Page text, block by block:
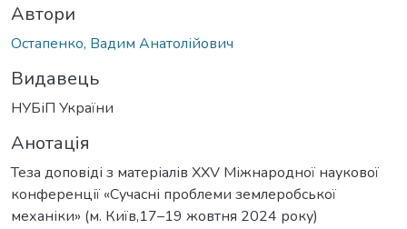
Автори
Остапенко, Вадим Анатолійович
Видавець
НУБіП України
Анотація
Теза доповіді з матеріалів XХV Міжнародної наукової
конференції «Сучасні проблеми землеробської
механіки» (м. Київ,17–19 жовтня 2024 року)